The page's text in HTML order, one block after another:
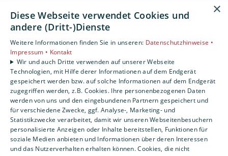
Leistungen
Privatkunden
Gewerbekunden
Karriere
Unternehmen
Standort
Nürnberg
×
Diese Webseite verwendet Cookies und
andere (Dritt-)Dienste
Weitere Informationen finden Sie in unseren: Datenschutzhinweise •
Impressum • Kontakt
Wir und auch Dritte verwenden auf unserer Webseite
Technologien, mit Hilfe derer Informationen auf dem Endgerät
gespeichert werden bzw. auf solche Informationen auf dem Endgerät
zugegriffen werden, z.B. Cookies. Ihre personenbezogenen Daten
werden von uns und den eingebundenen Partnern gespeichert und
für verschiedene Zwecke, ggf. Analyse-, Marketing- und
Statistikzwecke verarbeitet, damit wir unseren Webseitenbesuchern
personalisierte Anzeigen oder Inhalte bereitstellen, Funktionen für
soziale Medien anbieten und Informationen über deren Interessen
und das Nutzerverhalten erhalten können. Cookies, die nicht